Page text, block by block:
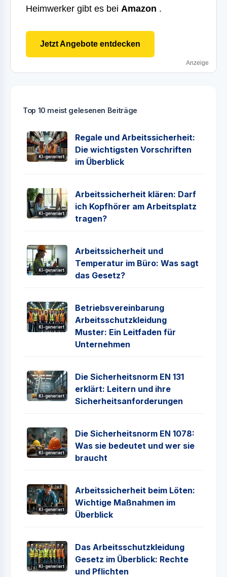
Heimwerker gibt es bei Amazon .
Jetzt Angebote entdecken
Anzeige
Top 10 meist gelesenen Beiträge
KI-generiert
Regale und Arbeitssicherheit:
Die wichtigsten Vorschriften
im Überblick
KI-generiert
Arbeitssicherheit klären: Darf
ich Kopfhörer am Arbeitsplatz
tragen?
KI-generiert
Arbeitssicherheit und
Temperatur im Büro: Was sagt
das Gesetz?
KI-generiert
Betriebsvereinbarung
Arbeitsschutzkleidung
Muster: Ein Leitfaden für
Unternehmen
KI-generiert
Die Sicherheitsnorm EN 131
erklärt: Leitern und ihre
Sicherheitsanforderungen
KI-generiert
Die Sicherheitsnorm EN 1078:
Was sie bedeutet und wer sie
braucht
KI-generiert
Arbeitssicherheit beim Löten:
Wichtige Maßnahmen im
Überblick
KI-generiert
Das Arbeitsschutzkleidung
Gesetz im Überblick: Rechte
und Pflichten